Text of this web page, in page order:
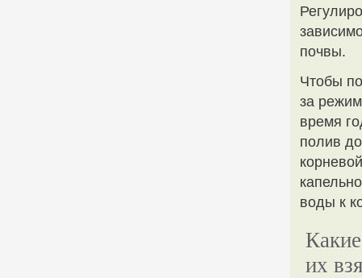
почвы.
Чтобы
за
время
полив
воды к
их